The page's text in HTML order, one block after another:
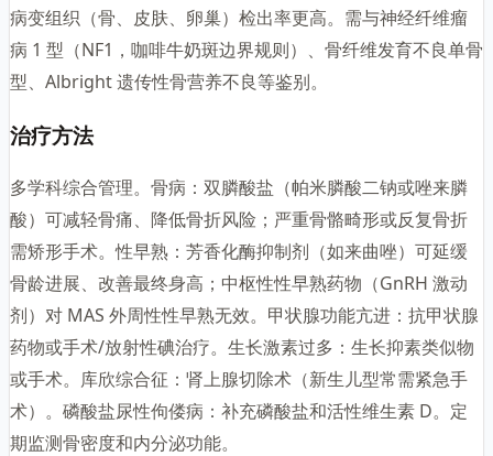
病变组织（骨、皮肤、卵巢）检出率更高。需与神经纤维瘤
病 1 型（NF1，咖啡牛奶斑边界规则）、骨纤维发育不良单骨
型、Albright 遗传性骨营养不良等鉴别。
治疗方法
多学科综合管理。骨病：双膦酸盐（帕米膦酸二钠或唑来膦
酸）可减轻骨痛、降低骨折风险；严重骨骼畸形或反复骨折
需矫形手术。性早熟：芳香化酶抑制剂（如来曲唑）可延缓
骨龄进展、改善最终身高；中枢性性早熟药物（GnRH 激动
剂）对 MAS 外周性性早熟无效。甲状腺功能亢进：抗甲状腺
药物或手术/放射性碘治疗。生长激素过多：生长抑素类似物
或手术。库欣综合征：肾上腺切除术（新生儿型常需紧急手
术）。磷酸盐尿性佝偻病：补充磷酸盐和活性维生素 D。定
期监测骨密度和内分泌功能。